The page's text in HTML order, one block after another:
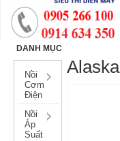
DANH MỤC
Nồi
Cơm
Điện
Nồi
Áp
Suất
Alaska